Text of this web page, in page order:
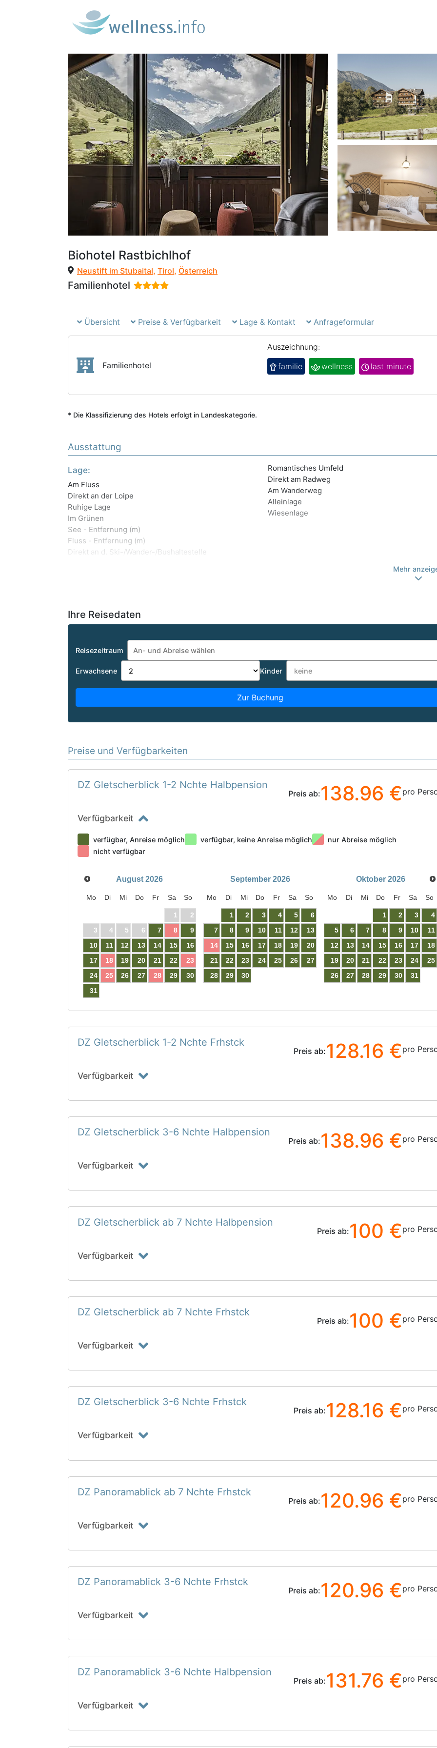
Biohotel Rastbichlhof
Neustift im Stubaital,Tirol, Österreich
Familienhotel
Übersicht Preise & Verfügbarkeit Lage & Kontakt Anfrageformular
Familienhotel
Auszeichnung:
familie
wellness last minute
* Die Klassifizierung des Hotels erfolgt in Landeskategorie.
Ausstattung
Lage:
Am Fluss
Direkt an der Loipe
Ruhige Lage
Im Grünen
See - Entfernung (m)
Fluss - Entfernung (m)
Direkt an d. Ski-/Wander-/Bushaltestelle
Romantisches Umfeld
Direkt am Radweg
Am Wanderweg
Alleinlage
Wiesenlage
Mehr
Ihre Reisedaten
Reisezeitraum
Erwachsene Kinder
Zur Buchung
Preise und Verfügbarkeiten
DZ Gletscherblick 1-2 Nchte Halbpension
Preis ab:138.96 €pro
Verfügbarkeit
verfügbar, Anreise möglich verfügbar, keine Anreise möglich
nur Abreise möglich
nicht verfügbar
August 2026
Mo Di Mi Do Fr Sa So
1
2
3
4 5 6 7 8
9
10
11 12 13 14 15
16
17
18 19 20 21 22
23
24
25 26 27 28 29
30
31
September 2026
Mo Di Mi Do Fr Sa So
1 2 3 4 5
6
7
8 9 10 11 12
13
14
15 16 17 18 19
20
21
22 23 24 25 26
27
28
29 30
Oktober 2026
Mo Di Mi Do Fr Sa So
1 2 3
4
5
6 7 8 9 10
11
12
13 14 15 16 17
18
19
20 21 22 23 24
25
26
27 28 29 30 31
DZ Gletscherblick 1-2 Nchte Frhstck
Preis ab:128.16 €pro
Verfügbarkeit
DZ Gletscherblick 3-6 Nchte Halbpension
Preis ab:138.96 €pro
Verfügbarkeit
DZ Gletscherblick ab 7 Nchte Halbpension
Preis ab:100 €pro
Verfügbarkeit
DZ Gletscherblick ab 7 Nchte Frhstck
Preis ab:100 €pro
Verfügbarkeit
DZ Gletscherblick 3-6 Nchte Frhstck
Preis ab:128.16 €pro
Verfügbarkeit
DZ Panoramablick ab 7 Nchte Frhstck
Preis ab:120.96 €pro
Verfügbarkeit
DZ Panoramablick 3-6 Nchte Frhstck
Preis ab:120.96 €pro
Verfügbarkeit
DZ Panoramablick 3-6 Nchte Halbpension
Preis ab:131.76 €pro
Verfügbarkeit